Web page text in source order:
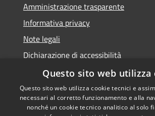
Amministrazione trasparente
Informativa privacy
Note legali
Dichiarazione di accessibilità
Copyright
Questo sito web utilizza
Questo sito web utilizza cookie tecnici e
necessari al corretto funzionamento e alla
nonché un cookie tecnico analitico al solo